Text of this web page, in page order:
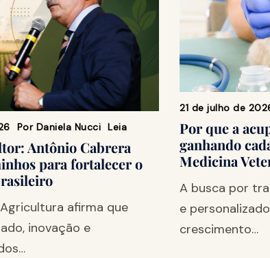
Por Daniela Nucci Leia
Antônio Cabrera
para fortalecer o
afirma que
inovação e
21 de julho de
Por que a
ganhando
Medicina
A busca por
e
crescimento…